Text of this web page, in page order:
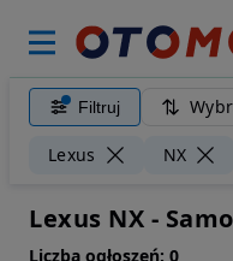
Filtruj
Lexus NX
Lexus NX -
Liczba ogłoszeń: 0